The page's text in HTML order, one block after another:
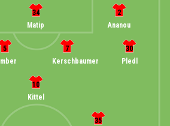
2
Ananou
34
Matip
30
Pledl
7
Kerschbaumer
5
10
Kittel
35